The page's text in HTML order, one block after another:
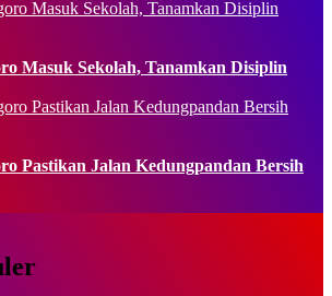
Masuk Sekolah, Tanamkan Disiplin
Pastikan Jalan Kedungpandan Bersih